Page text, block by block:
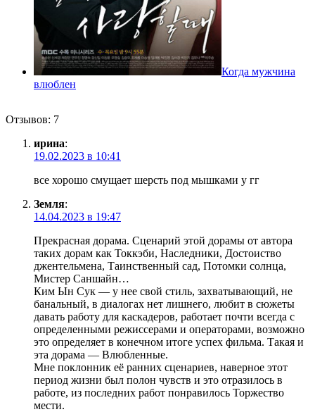
Когда мужчина
влюблен
Отзывов: 7
ирина:
19.02.2023 в 10:41
все хорошо смущает шерсть под мышками у гг
Земля:
14.04.2023 в 19:47
Прекрасная дорама. Сценарий этой дорамы от автора
таких дорам как Токкэби, Наследники, Достоиство
джентельмена, Таинственный сад, Потомки солнца,
Мистер Саншайн…
Ким Ын Сук — у нее свой стиль, захватывающий, не
банальный, в диалогах нет лишнего, любит в сюжеты
давать работу для каскадеров, работает почти всегда с
определенными режиссерами и операторами, возможно
это определяет в конечном итоге успех фильма. Такая и
эта дорама — Влюбленные.
Мне поклонник её ранних сценариев, наверное этот
период жизни был полон чувств и это отразилось в
работе, из последних работ понравилось Торжество
мести.